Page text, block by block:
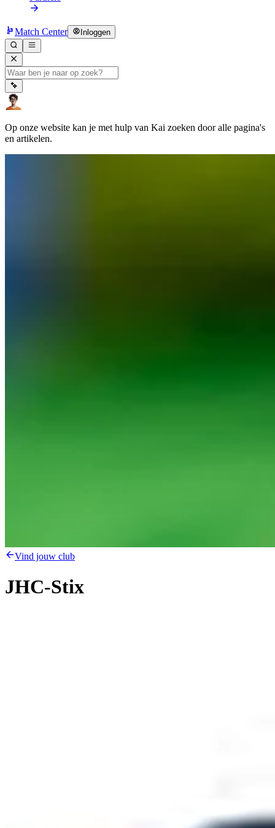
Match Center Inloggen
Op onze website kan je met hulp van Kai zoeken door alle pagina's
en artikelen.
Vind jouw club
JHC-Stix